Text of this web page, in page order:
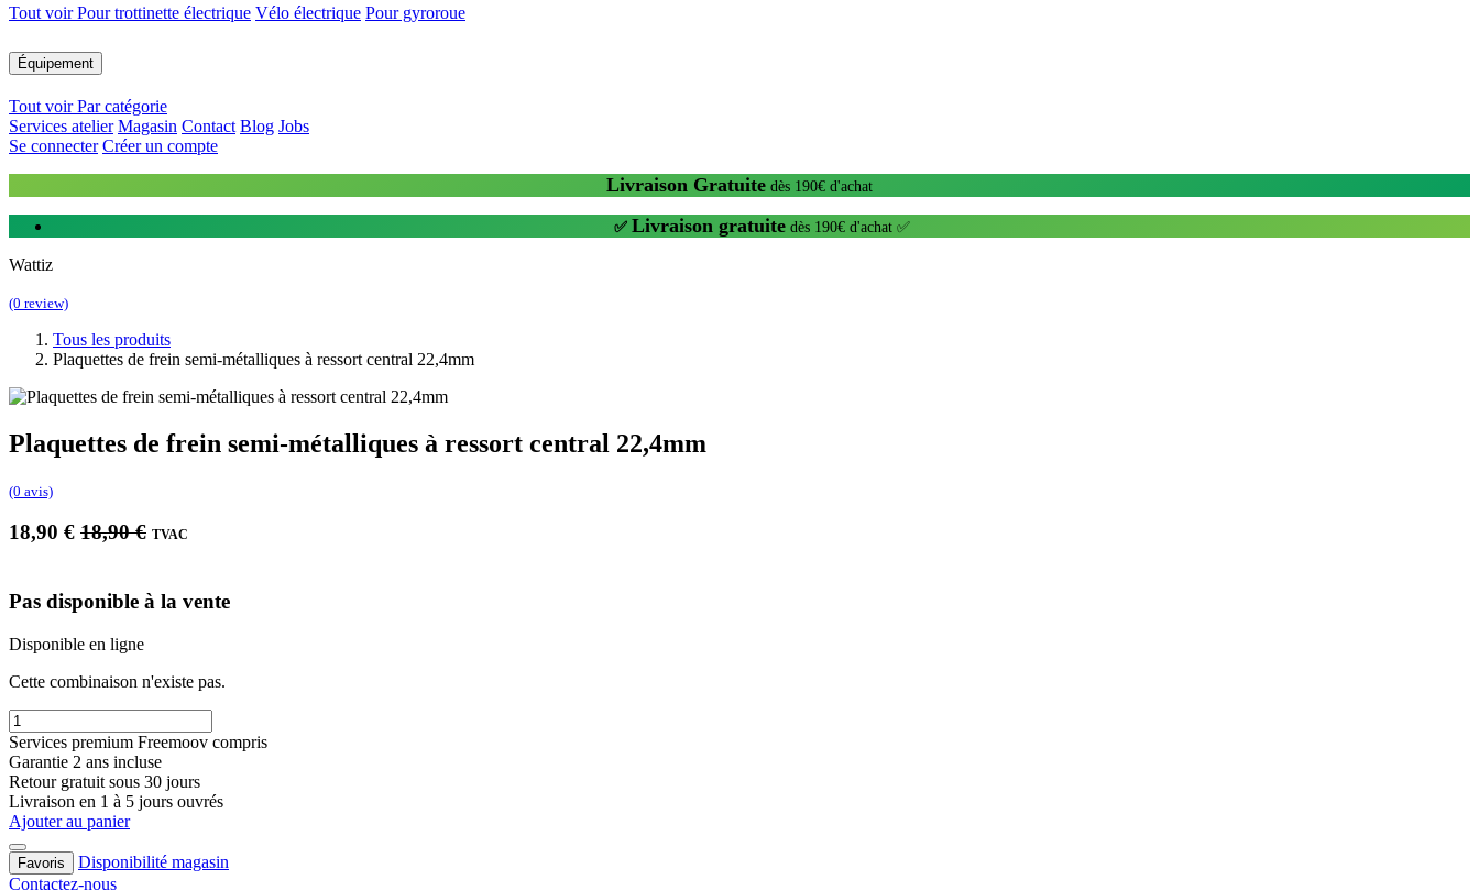
Tout voirPour trottinette électrique Vélo électrique Pour gyroroue
Équipement
Tout voirPar catégorie
Services atelier Magasin Contact Blog Jobs
Se connecter Créer un compte
Livraison Gratuite dès 190€ d'achat
✅ Livraison gratuite dès 190€ d'achat ✅
Wattiz
(0 review)
Tous les produits
Plaquettes de frein semi-métalliques à ressort central 22,4mm
Plaquettes de frein semi-métalliques à ressort central 22,4mm
(0 avis)
18,90 € 18,90€ TVAC
Pas disponible à la vente
Disponible en ligne
Cette combinaison n'existe pas.
Services premium Freemoov compris
Garantie 2 ans incluse
Retour gratuit sous 30 jours
Livraison en 1 à 5 jours ouvrés
Ajouter au panier
Favoris
Disponibilité magasin
Contactez-nous